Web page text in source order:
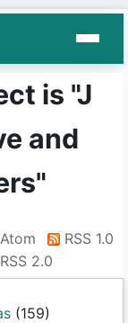
is "J
and
RSS 1.0
2.0
(159)